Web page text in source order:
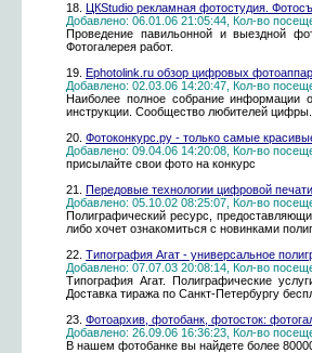
18. ЦКStudio рекламная фотостудия.
Добавлено: 06.01.06 21:05:44, Кол-во
Проведение павильонной и выездной
Фотогалерея работ.
19. Ephotolink.ru обзор цифровых
Добавлено: 02.03.06 14:20:47, Кол-во
Наиболее полное собрание информации
инструкции. Сообщество любителей цифры.
20. Фотоконкурс.ру - только самые
Добавлено: 09.04.06 14:20:08, Кол-во
присылайте свои фото на конкурс
21. Передовые технологии цифровой
Добавлено: 05.10.02 08:25:07, Кол-во
Полиграфический ресурс,
либо хочет ознакомиться с новинками
22. Типография Агат - универсальное
Добавлено: 07.07.03 20:08:14, Кол-во
Типография Агат. Полиграфические
Доставка тиража по Санкт-Петербургу
23. Фотоархив, фотобанк, фотосток:
Добавлено: 26.09.06 16:36:23, Кол-во
В нашем фотобанке вы найдете более